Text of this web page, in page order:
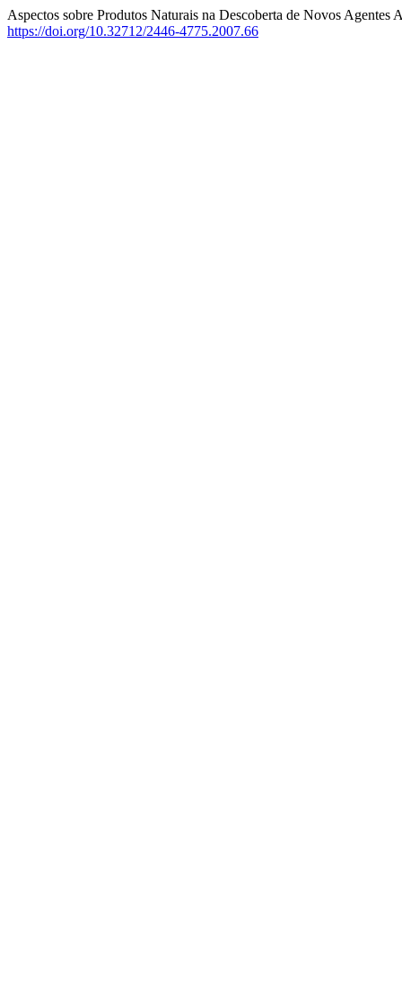
Aspectos sobre Produtos Naturais na Descoberta de Novos
https://doi.org/10.32712/2446-4775.2007.66